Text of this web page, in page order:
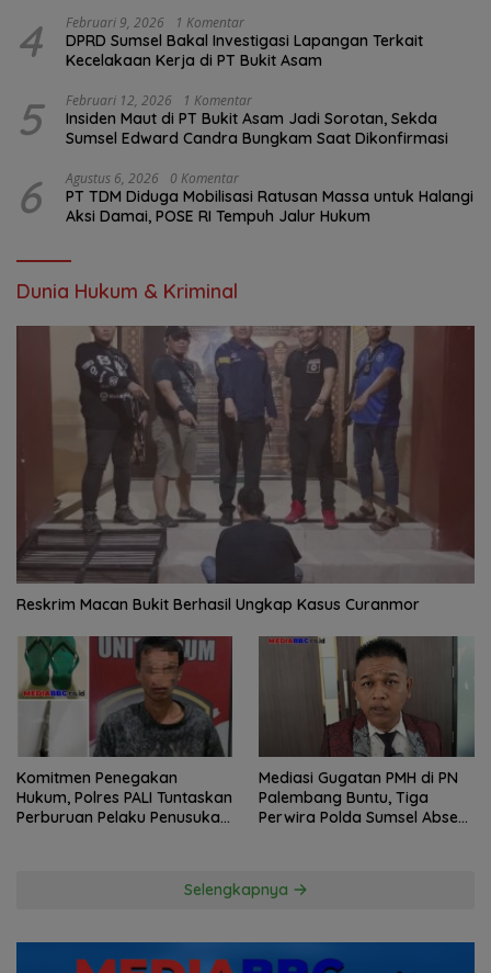
4 Februari 9, 2026 1 Komentar
DPRD Sumsel Bakal Investigasi Lapangan Terkait
Kecelakaan Kerja di PT Bukit Asam
5 Februari 12, 2026 1 Komentar
Insiden Maut di PT Bukit Asam Jadi Sorotan, Sekda
Sumsel Edward Candra Bungkam Saat Dikonfirmasi
6 Agustus 6, 2026 0 Komentar
PT TDM Diduga Mobilisasi Ratusan Massa untuk Halangi
Aksi Damai, POSE RI Tempuh Jalur Hukum
Dunia Hukum & Kriminal
Reskrim Macan Bukit Berhasil Ungkap Kasus Curanmor
Komitmen Penegakan
Hukum, Polres PALI Tuntaskan
Perburuan Pelaku Penusukan
Mediasi Gugatan PMH di PN
Palembang Buntu, Tiga
Perwira Polda Sumsel Absen,
Selengkapnya